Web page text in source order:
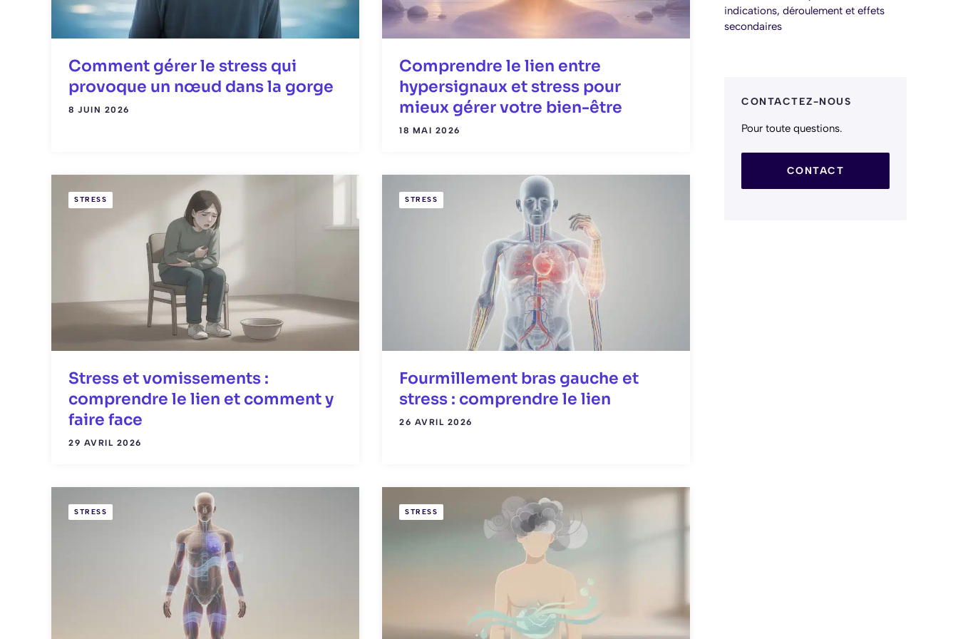
Comment gérer le stress qui
provoque un nœud dans la gorge
8 JUIN 2026
Comprendre le lien entre
hypersignaux et stress pour
mieux gérer votre bien-être
18 MAI 2026
STRESS
Stress et vomissements :
comprendre le lien et comment y
faire face
29 AVRIL 2026
STRESS
Fourmillement bras gauche et
stress : comprendre le lien
26 AVRIL 2026
STRESS STRESS
indications, déroulement et effets
secondaires
CONTACTEZ-NOUS
Pour toute questions.
CONTACT